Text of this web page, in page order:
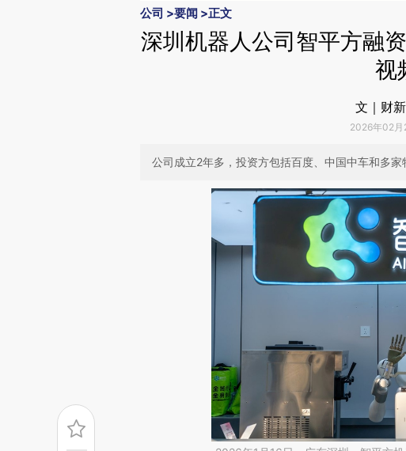
公司 >要闻 >正文
深圳机器人公司智平方融
视
文｜财
2026年02
公司成立2年多，投资方包括百度、中国中车和多